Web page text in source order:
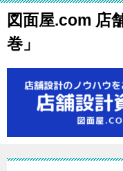
図面屋.com 店
巻」